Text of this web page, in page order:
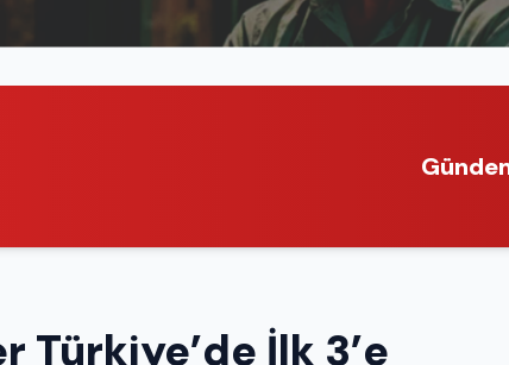
İlk 3’e